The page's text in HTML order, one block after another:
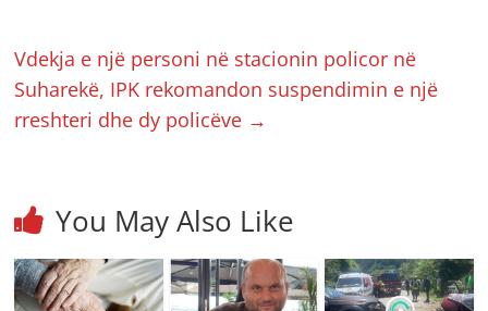
Vdekja e një personi në stacionin policor në
Suharekë, IPK rekomandon suspendimin e një
rreshteri dhe dy policëve →
You May Also Like